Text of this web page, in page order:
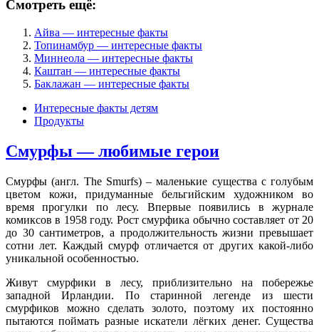
Смотреть ещё:
Айва — интересные факты
Топинамбур — интересные факты
Миннеола — интересные факты
Каштан — интересные факты
Баклажан — интересные факты
Интересные факты детям
Продукты
Смурфы — любимые герои
Смурфы (англ. The Smurfs) – маленькие существа с голубым
цветом кожи, придуманные бельгийским художником во
время прогулки по лесу. Впервые появились в журнале
комиксов в 1958 году. Рост смурфика обычно составляет от 20
до 30 сантиметров, а продолжительность жизни превышает
сотни лет. Каждый смурф отличается от других какой-либо
уникальной особенностью.
Живут смурфики в лесу, приблизительно на побережье
западной Ирландии. По старинной легенде из шести
смурфиков можно сделать золото, поэтому их постоянно
пытаются поймать разные искатели лёгких денег. Существа